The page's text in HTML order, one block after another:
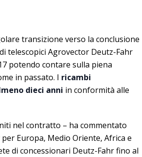
transizione verso la conclusione
di telescopici Agrovector Deutz-Fahr
potendo contare sulla piena
in passato. I ricambi
dieci anni in conformità alle
nel contratto – ha commentato
per Europa, Medio Oriente, Africa e
di concessionari Deutz-Fahr fino al